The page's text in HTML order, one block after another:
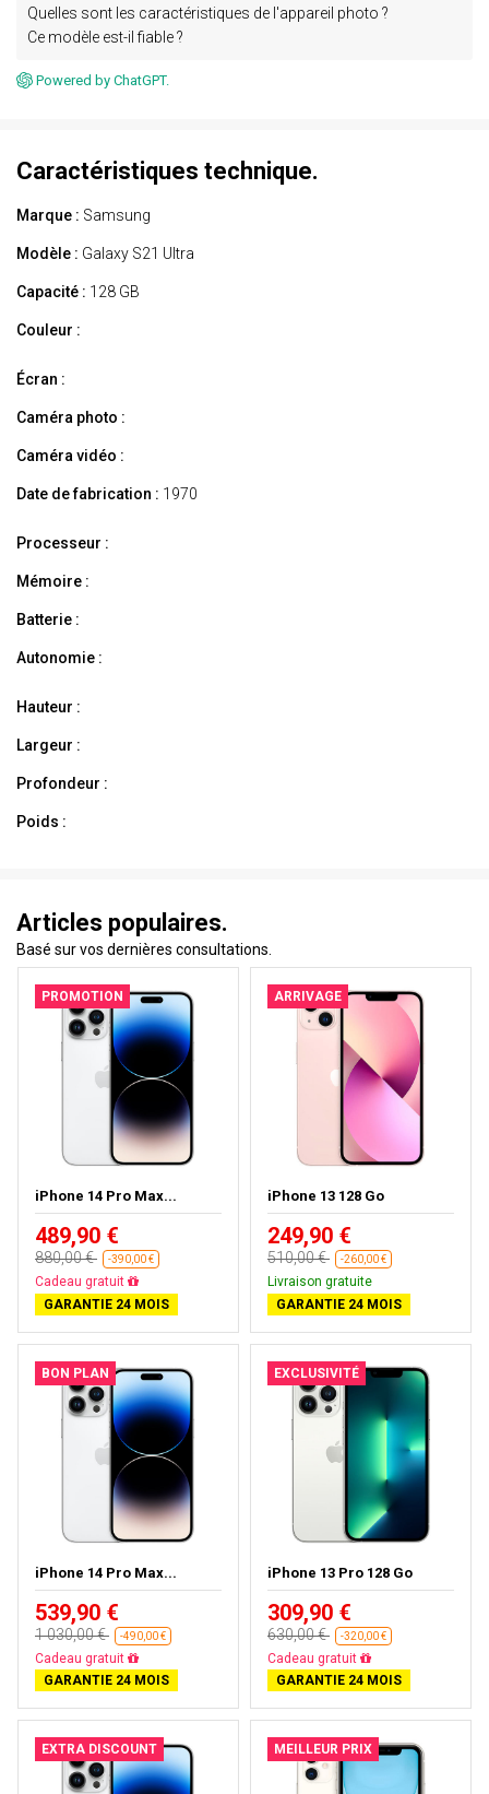
Quelles sont les caractéristiques de l'appareil photo ?
Ce modèle est-il fiable ?
Powered by ChatGPT.
Caractéristiques technique.
Marque : Samsung
Modèle : Galaxy S21 Ultra
Capacité : 128 GB
Couleur :
Écran :
Caméra photo :
Caméra vidéo :
Date de fabrication : 1970
Processeur :
Mémoire :
Batterie :
Autonomie :
Hauteur :
Largeur :
Profondeur :
Poids :
Articles populaires.
Basé sur vos dernières consultations.
PROMOTION
iPhone 14 Pro Max...
489,90 €
880,00 € -390,00 €
Livraison gratuite
GARANTIE 24 MOIS
ARRIVAGE
iPhone 13 128 Go
249,90 €
510,00 € -260,00 €
Livraison gratuite
GARANTIE 24 MOIS
BON PLAN
iPhone 14 Pro Max...
539,90 €
1 030,00 € -490,00 €
Livraison gratuite
GARANTIE 24 MOIS
EXCLUSIVITÉ
iPhone 13 Pro 128 Go
309,90 €
630,00 € -320,00 €
Livraison gratuite
GARANTIE 24 MOIS
EXTRA DISCOUNT MEILLEUR PRIX